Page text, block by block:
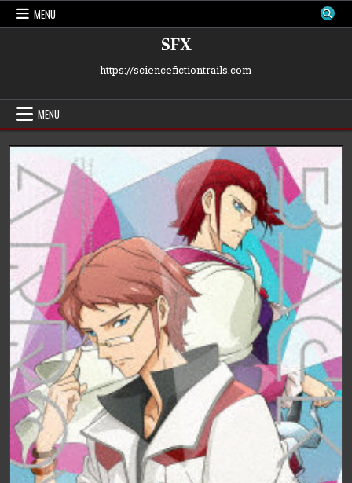
Skip
MENU
SFX
https://sciencefictiontrails.com
MENU